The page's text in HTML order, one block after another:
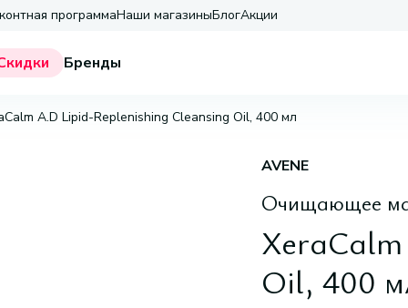
программаНаши магазиныБлогАкции
Бренды
A.D Lipid-Replenishing Cleansing Oil, 400 мл
AVENE
Очищающее
Oil, 400